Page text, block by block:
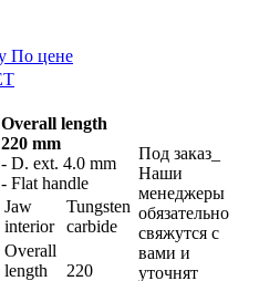
По цене
Overall length
220 mm
- D. ext. 4.0 mm
- Flat handle
Jaw
interior
Tungsten
carbide
Overall
length
220
Под заказ_
Наши
менеджеры
обязательно
свяжутся с
вами и
уточнят